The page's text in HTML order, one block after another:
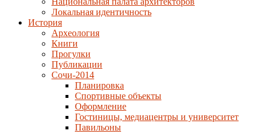
Локальная идентичность
История
Археология
Книги
Прогулки
Публикации
Сочи-2014
Планировка
Спортивные объекты
Оформление
Гостиницы, медиацентры и университет
Павильоны